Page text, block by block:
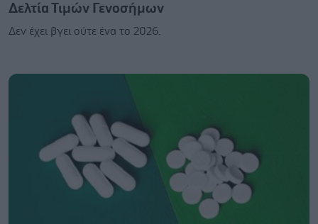
Δελτία Τιμών Γενοσήμων
Δεν έχει βγει ούτε ένα το 2026.